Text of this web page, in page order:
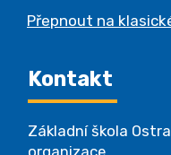
Přepnout na
Kontakt
Základní škola